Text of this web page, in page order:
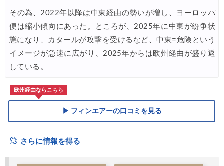
その為、2022年以降は中東経由の勢いが増し、ヨーロッパ
便は縮小傾向にあった。ところが、2025年に中東が紛争状
態になり、カタールが攻撃を受けるなど、中東=危険という
イメージが急速に広がり、2025年からは欧州経由が盛り返
している。
欧州経由ならこちら
▶ フィンエアーの口コミを見る
さらに情報を得る